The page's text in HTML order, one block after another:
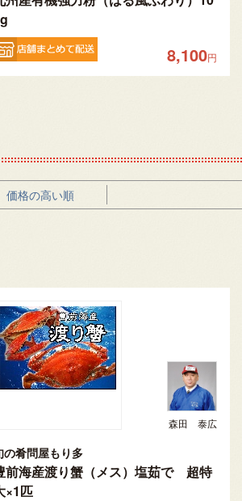
8,100円
価格の高い順
森田 泰広
の肴問屋もり多
前海産渡り蟹（メス）塩茹で 超特
×1匹